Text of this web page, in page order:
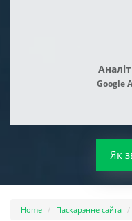
Google
Як
Home Паскарэнне сайта